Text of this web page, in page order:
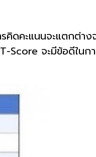
ดคะแนนจะแตกต่าง
จะมีข้อดีในก